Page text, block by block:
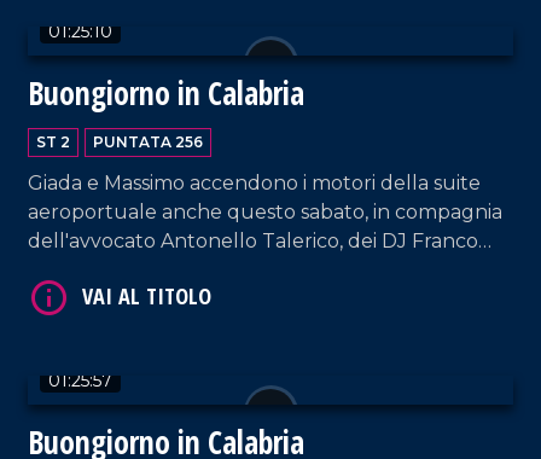
01:25:10
Buongiorno in Calabria
ST 2 PUNTATA 256
Giada e Massimo accendono i motori della suite
aeroportuale anche questo sabato, in compagnia
dell'avvocato Antonello Talerico, dei DJ Franco
Forciniti e Giovanni Buffone.
01:25:57
Buongiorno in Calabria
VAI AL TITOLO